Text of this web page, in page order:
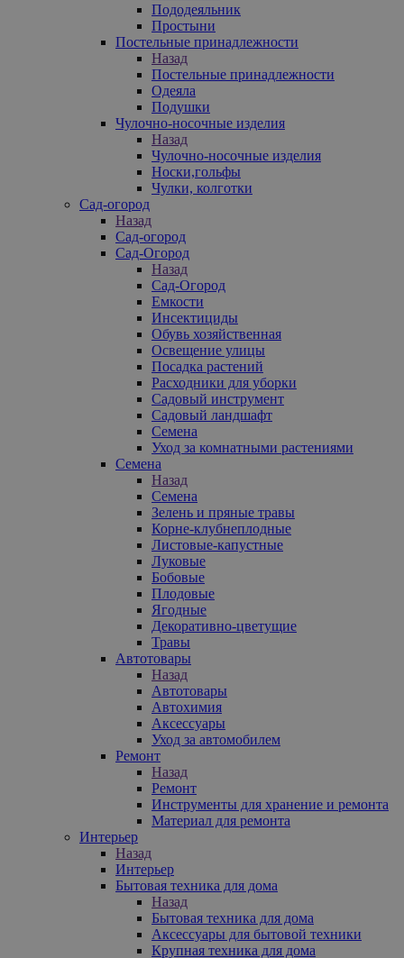
Пододеяльник
Простыни
Постельные принадлежности
Назад
Постельные принадлежности
Одеяла
Подушки
Чулочно-носочные изделия
Назад
Чулочно-носочные изделия
Носки,гольфы
Чулки, колготки
Сад-огород
Назад
Сад-огород
Сад-Огород
Назад
Сад-Огород
Емкости
Инсектициды
Обувь хозяйственная
Освещение улицы
Посадка растений
Расходники для уборки
Садовый инструмент
Садовый ландшафт
Семена
Уход за комнатными растениями
Семена
Назад
Семена
Зелень и пряные травы
Корне-клубнеплодные
Листовые-капустные
Луковые
Бобовые
Плодовые
Ягодные
Декоративно-цветущие
Травы
Автотовары
Назад
Автотовары
Автохимия
Аксессуары
Уход за автомобилем
Ремонт
Назад
Ремонт
Инструменты для хранение и ремонта
Материал для ремонта
Интерьер
Назад
Интерьер
Бытовая техника для дома
Назад
Бытовая техника для дома
Аксессуары для бытовой техники
Крупная техника для дома